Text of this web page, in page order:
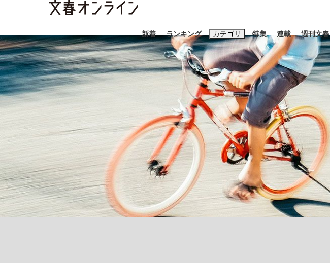
新着 ランキング カテゴリ
スクープ ニュース エンタメ
《BTS厳戒トーキョー滞在記》RM→渋谷で飲み会、JIN→伊豆の...
特集
終戦から81年
連載 週刊文春
おすすめのキーワードタグ一覧
#藤田晋 #三山凌輝 #高市早苗 #後藤真
#玉木雄一郎
#亀和田武